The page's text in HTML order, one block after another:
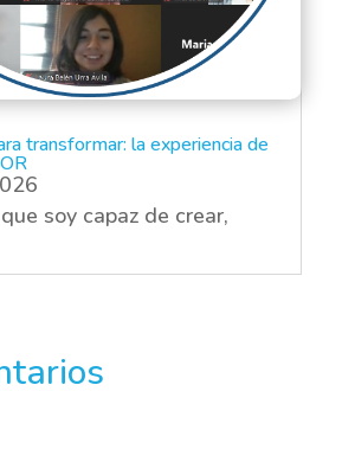
transformar: la experiencia de
soy capaz de crear,